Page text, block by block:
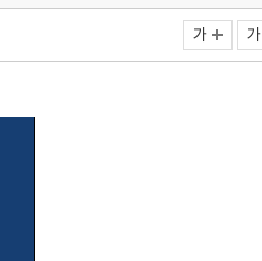
가 가